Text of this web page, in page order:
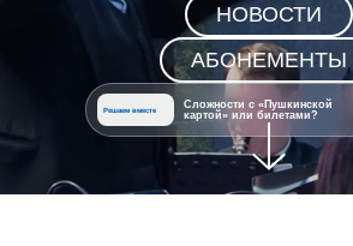
НОВОСТИ
АБОНЕМЕНТЫ
Решаем вместе
Сложности с «Пушкинской
картой» или билетами?